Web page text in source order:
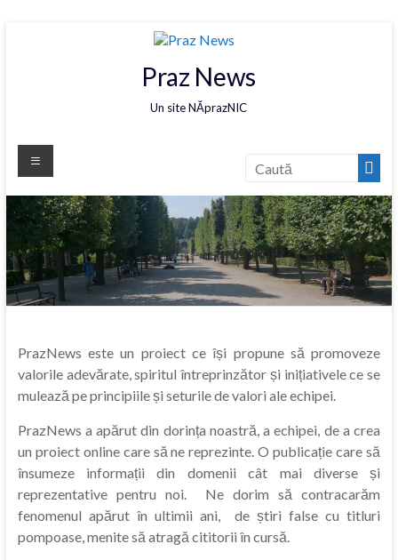
Praz News
Un site NĂprazNIC
PrazNews este un proiect ce își propune să promoveze
valorile adevărate, spiritul întreprinzător și inițiativele ce se
mulează pe principiile și seturile de valori ale echipei.
PrazNews a apărut din dorința noastră, a echipei, de a crea
un proiect online care să ne reprezinte. O publicație care să
însumeze informații din domenii cât mai diverse și
reprezentative pentru noi. Ne dorim să contracarăm
fenomenul apărut în ultimii ani, de știri false cu titluri
pompoase, menite să atragă cititorii în cursă.